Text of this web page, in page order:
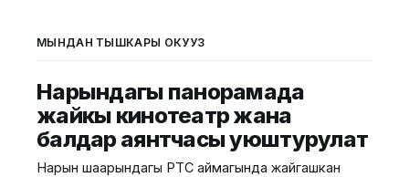
МЫНДАН ТЫШКАРЫ ОКУҢУЗ
Нарындагы панорамада
жайкы кинотеатр жана
балдар аянтчасы уюштурулат
Нарын шаарындагы РТС аймагында жайгашкан